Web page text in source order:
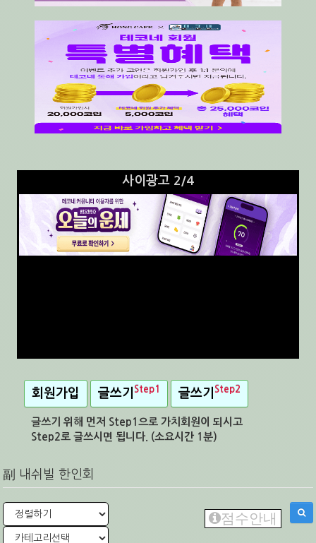
사이광고 3/4
회원가입 글쓰기 Step1 글쓰기 Step2
글쓰기 위해 먼저 Step1으로 가치회원이 되시고
Step2로 글쓰시면 됩니다. (소요시간 1분)
副 내쉬빌 한인회
점수안내